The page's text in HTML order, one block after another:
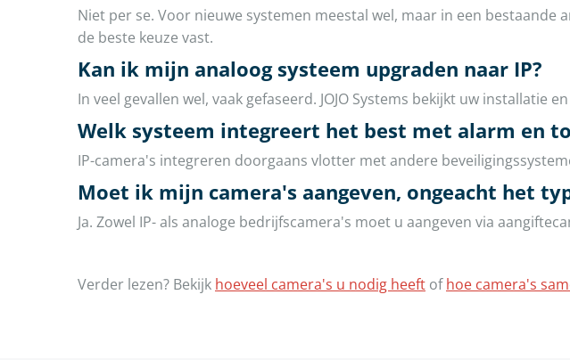
Niet per se. Voor nieuwe systemen meestal wel, maar in een
de beste keuze vast.
Kan ik mijn analoog systeem upgraden naar IP?
In veel gevallen wel, vaak gefaseerd. JOJO Systems bekijkt uw installatie
Welk systeem integreert het best met alarm en
IP-camera's integreren doorgaans vlotter met andere
Moet ik mijn camera's aangeven, ongeacht het
Ja. Zowel IP- als analoge bedrijfscamera's moet u aangeven via
Verder lezen? Bekijk hoeveel camera's u nodig heeft ofhoe camera's